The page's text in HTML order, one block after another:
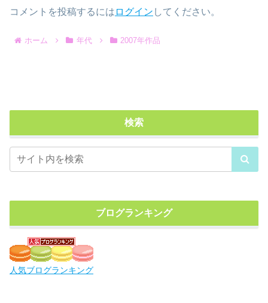
コメントを投稿するには ログイン してください。
ホーム 年代 2007年作品
検索
ブログランキング
人気ブログランキング